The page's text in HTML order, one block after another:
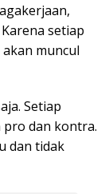
setiap
muncul
Setiap
dan kontra.
dan tidak